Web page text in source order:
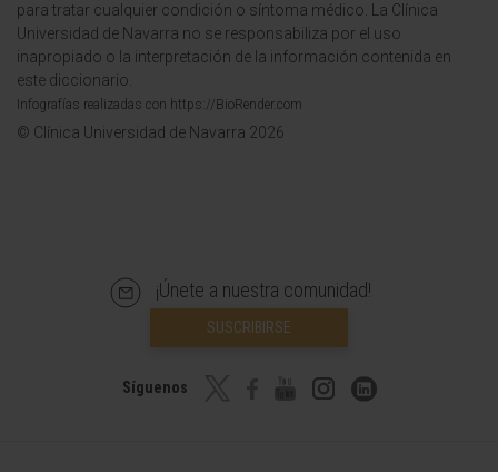
para tratar cualquier condición o síntoma médico. La Clínica
Universidad de Navarra no se responsabiliza por el uso
inapropiado o la interpretación de la información contenida en
este diccionario.
Infografías realizadas con https://BioRender.com
© Clínica Universidad de Navarra 2026
¡Únete a nuestra comunidad!
SUSCRIBIRSE
Síguenos